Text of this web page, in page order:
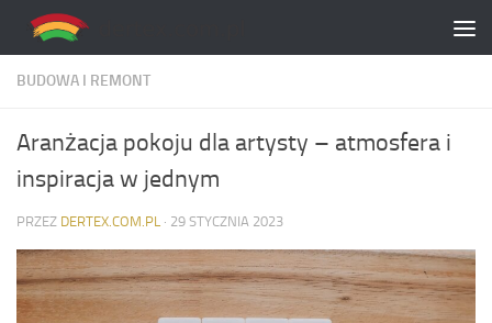
Skip to content
BUDOWA I REMONT
Aranżacja pokoju dla artysty – atmosfera i
inspiracja w jednym
PRZEZ DERTEX.COM.PL · 29 STYCZNIA 2023